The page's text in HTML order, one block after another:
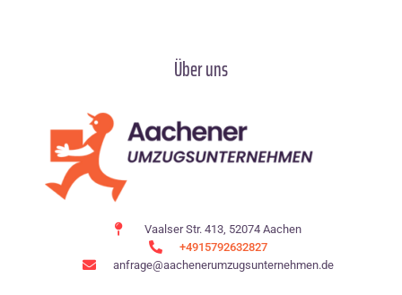
Über uns
Vaalser Str. 413, 52074 Aachen
+4915792632827
anfrage@aachenerumzugsunternehmen.de